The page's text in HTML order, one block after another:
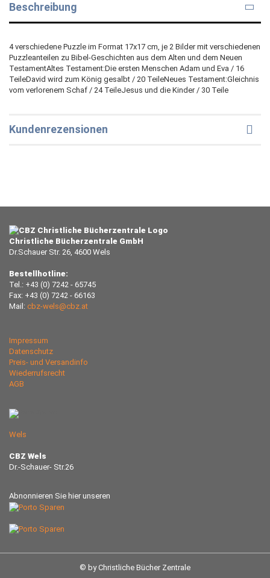
Beschreibung
4 verschiedene Puzzle im Format 17x17 cm, je 2 Bilder mit verschiedenen
Puzzleanteilen zu Bibel-Geschichten aus dem Alten und dem Neuen
TestamentAltes Testament:Die ersten Menschen Adam und Eva / 16
TeileDavid wird zum König gesalbt / 20 TeileNeues Testament:Gleichnis
vom verlorenem Schaf / 24 TeileJesus und die Kinder / 30 Teile
Kundenrezensionen
Christliche Bücherzentrale GmbH
Dr.Schauer Str. 26, 4600 Wels
Bestellhotline:
Tel.: +43 (0) 7242 - 65745
Fax: +43 (0) 7242 - 66163
Mail: cbz-wels@cbz.at
Impressum
Datenschutz
Preis- und Versandinfo
Wiederrufsrecht
AGB
Wels
CBZ Wels
Dr.-Schauer- Str.26
Abnonnieren Sie hier unseren
© by Christliche Bücher Zentrale